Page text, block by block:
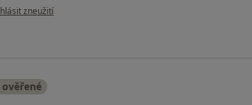
názoru uživatele Váš účet byl odstraněn
zneužití
ověřené